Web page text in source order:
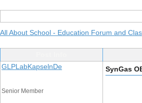
All About School - Education Forum and
GLPLabKapselnDe
Senior Member
SynGas